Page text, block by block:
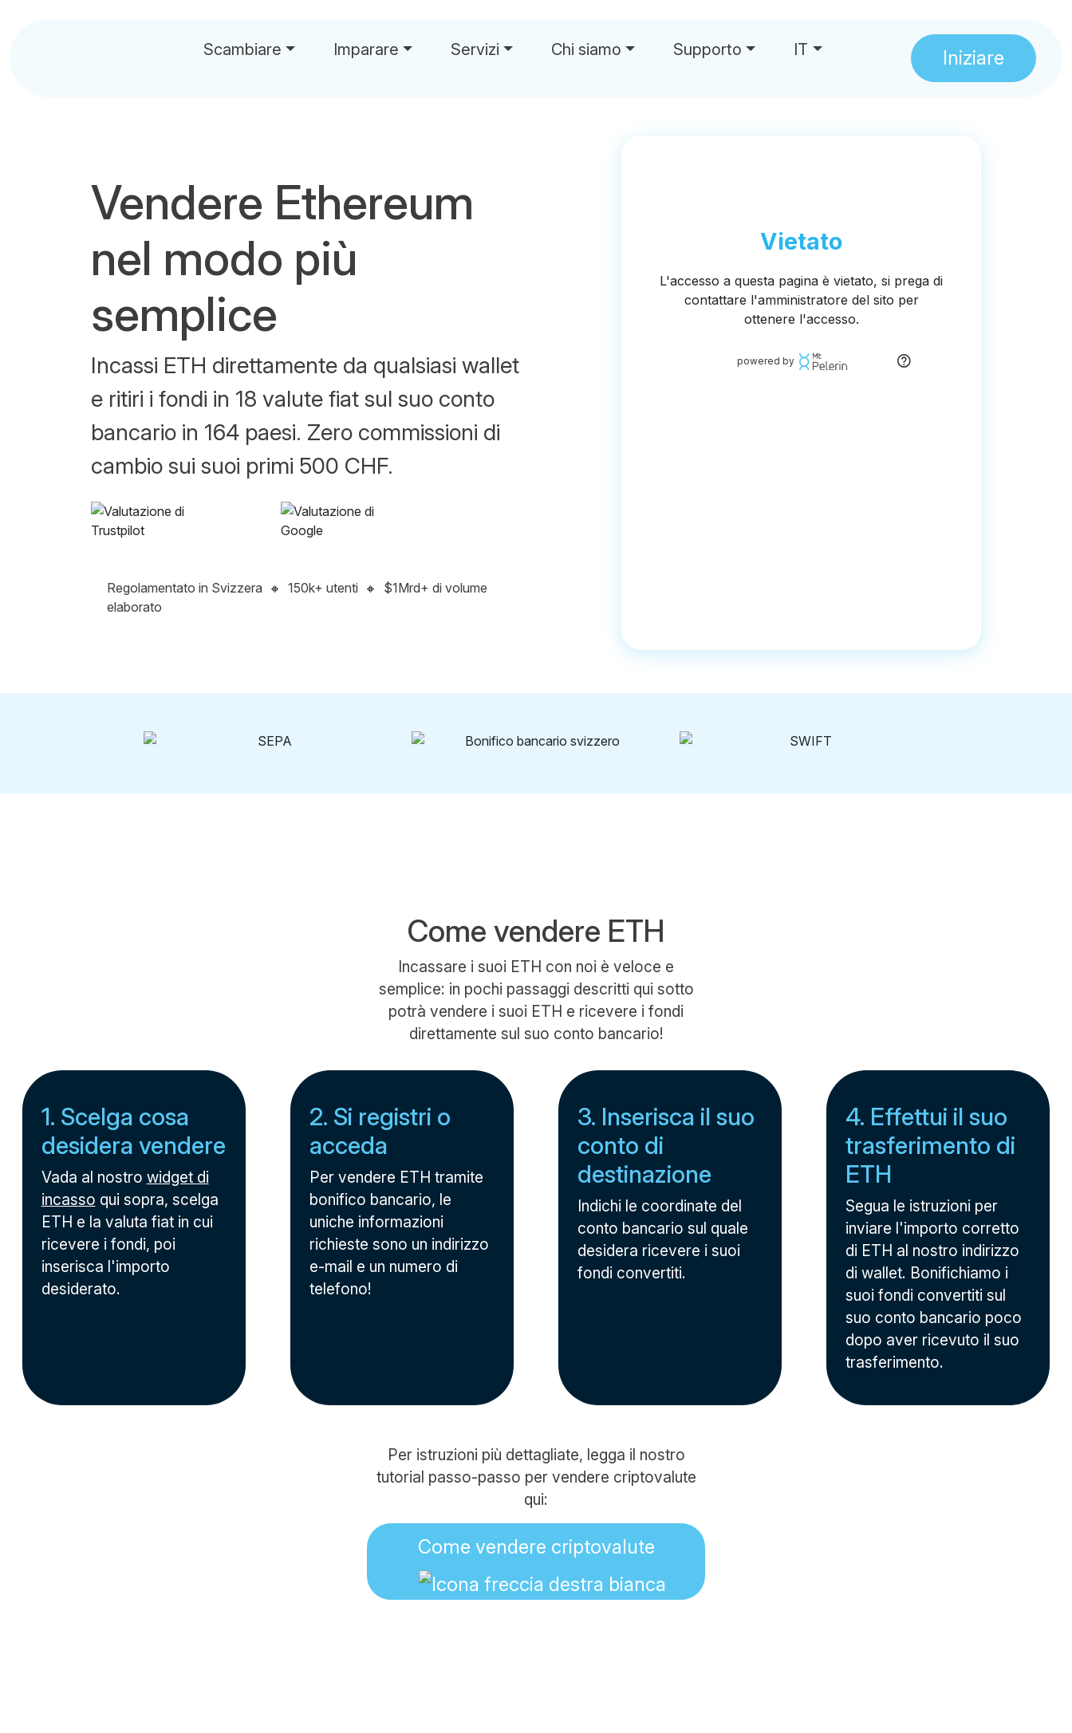
Scambiare Imparare Servizi Chi siamo Supporto IT Iniziare
Vendere Ethereum
nel modo più
semplice
Incassi ETH direttamente da qualsiasi wallet
e ritiri i fondi in 18 valute fiat sul suo conto
bancario in 164 paesi. Zero commissioni di
cambio sui suoi primi 500 CHF.
Regolamentato in Svizzera 🔸 150k+ utenti 🔸
$1Mrd+ di volume
elaborato
Come vendere ETH
Incassare i suoi ETH con noi è veloce e
semplice: in pochi passaggi descritti qui sotto
potrà vendere i suoi ETH e ricevere i fondi
direttamente sul suo conto bancario!
1. Scelga cosa
desidera vendere
Vada al nostro widget di
incasso qui sopra, scelga
ETH e la valuta fiat in cui
ricevere i fondi, poi
inserisca l'importo
desiderato.
2. Si registri o
acceda
Per vendere ETH tramite
bonifico bancario, le
uniche informazioni
richieste sono un indirizzo
e-mail e un numero di
telefono!
3. Inserisca il suo
conto di
destinazione
Indichi le coordinate del
conto bancario sul quale
desidera ricevere i suoi
fondi convertiti.
4. Effettui il suo
trasferimento di
ETH
Segua le istruzioni per
inviare l'importo corretto
di ETH al nostro indirizzo
di wallet. Bonifichiamo i
suoi fondi convertiti sul
suo conto bancario poco
dopo aver ricevuto il suo
trasferimento.
Per istruzioni più dettagliate, legga il nostro
tutorial passo-passo per vendere criptovalute
qui:
Come vendere criptovalute